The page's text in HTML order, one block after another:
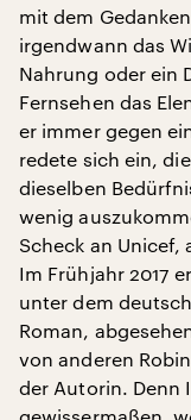
mit dem
irgendwann das
Nahrung oder ein
Fernsehen das
er immer gegen
redete sich ein,
dieselben
wenig
Scheck an
Im Frühjahr 2017
unter dem
Roman,
von anderen
der Autorin. Denn